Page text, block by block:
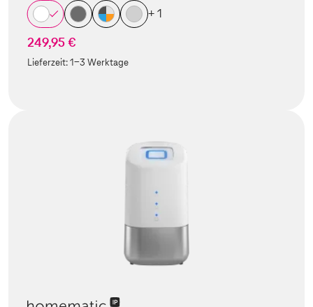
+ 1
249,95 €
Lieferzeit:1-3 Werktage